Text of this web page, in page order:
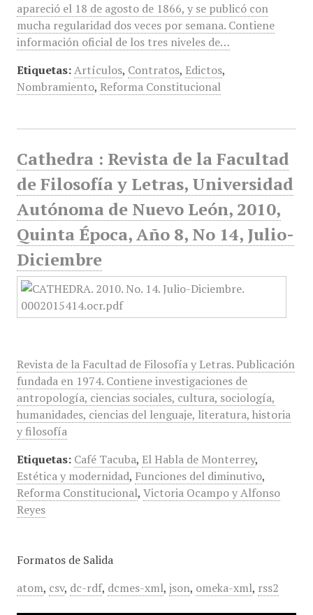
apareció el 18 de agosto de 1866, y se publicó con
mucha regularidad dos veces por semana. Contiene
información oficial de los tres niveles de…
Etiquetas: Artículos, Contratos, Edictos,
Nombramiento, Reforma Constitucional
Cathedra : Revista de la Facultad
de Filosofía y Letras, Universidad
Autónoma de Nuevo León, 2010,
Quinta Época, Año 8, No 14, Julio-
Diciembre
Revista de la Facultad de Filosofía y Letras. Publicación
fundada en 1974. Contiene investigaciones de
antropología, ciencias sociales, cultura, sociología,
humanidades, ciencias del lenguaje, literatura, historia
y filosofía
Etiquetas: Café Tacuba, El Habla de Monterrey,
Estética y modernidad, Funciones del diminutivo,
Reforma Constitucional, Victoria Ocampo y Alfonso
Reyes
Formatos de Salida
atom, csv, dc-rdf, dcmes-xml, json, omeka-xml, rss2